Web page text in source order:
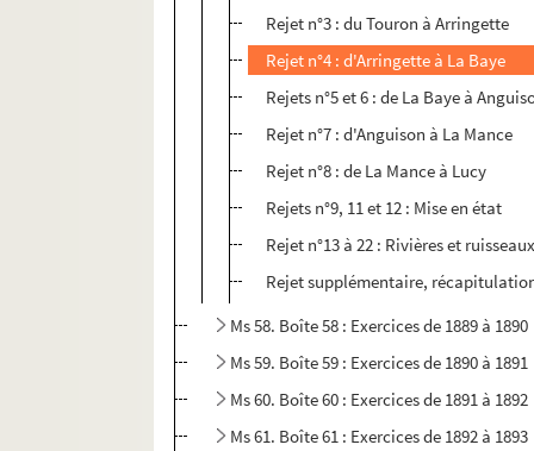
Rejet n°3 : du Touron à Arringette
Rejet n°4 : d'Arringette à La Baye
Rejets n°5 et 6 : de La Baye à
Rejet n°7 : d'Anguison à La Mance
Rejet n°8 : de La Mance à Lucy
Rejets n°9, 11 et 12 : Mise en état
Rejet n°13 à 22 : Rivières et
Rejet supplémentaire,
Ms 58. Boîte 58 : Exercices de 1889 à 1890
Ms 59. Boîte 59 : Exercices de 1890 à 1891
Ms 60. Boîte 60 : Exercices de 1891 à 1892
Ms 61. Boîte 61 : Exercices de 1892 à 1893